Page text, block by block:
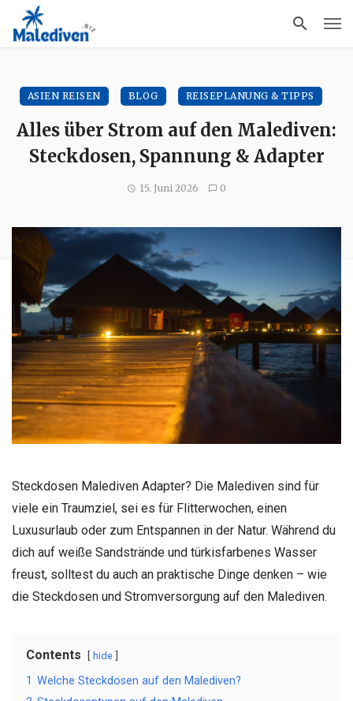
ASIEN REISEN BLOG REISEPLANUNG & TIPPS
Alles über Strom auf den Malediven:
Steckdosen, Spannung & Adapter
15. Juni 2026 0
Steckdosen Malediven Adapter? Die Malediven sind für
viele ein Traumziel, sei es für Flitterwochen, einen
Luxusurlaub oder zum Entspannen in der Natur. Während du
dich auf weiße Sandstrände und türkisfarbenes Wasser
freust, solltest du auch an praktische Dinge denken – wie
die Steckdosen und Stromversorgung auf den Malediven.
Contents hide
1 Welche Steckdosen auf den Malediven?